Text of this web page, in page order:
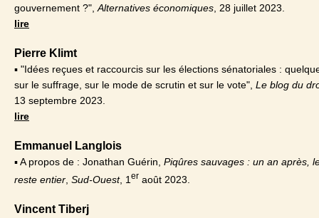
gouvernement ?", Alternatives économiques , 28 juillet 2023.
lire
Pierre Klimt
▪ "Idées reçues et raccourcis sur les élections sénatoriales :
sur le suffrage, sur le mode de scrutin et sur le vote", Le blog du
13 septembre 2023.
lire
Emmanuel Langlois
▪ A propos de : Jonathan Guérin, Piqûres sauvages : un an après,
reste entier Sud-Ouest, 1 er août 2023.
Vincent Tiberj